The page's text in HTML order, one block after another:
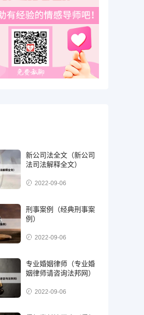
新公司法全文（新公司
法司法解释全文）
2022-09-06
刑事案例（经典刑事案
例）
2022-09-06
专业婚姻律师（专业婚
姻律师请咨询法邦网）
2022-09-06